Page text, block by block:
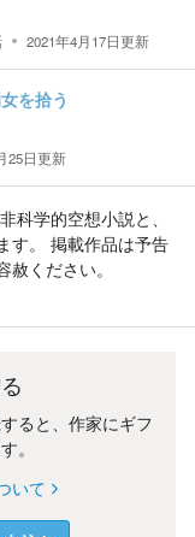
2021年4月17日更新
を拾う
25日更新
科学的空想小説と、
す。 掲載作品は予告
ください。
ると、作家にギフ
。
いて